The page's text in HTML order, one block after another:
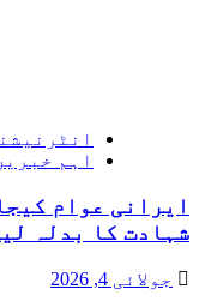
اہم
ایرانی عوام
شہادت کا بدلہ
جولائی 4, 2026